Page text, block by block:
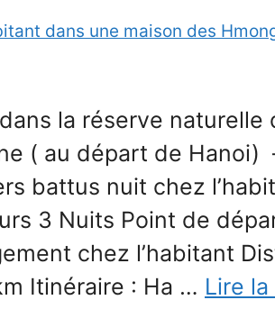
la réserve naturelle
( au départ de Hanoi)
battus nuit chez
3 Nuits Point de
chez l’habitant
Itinéraire : Ha … Lire